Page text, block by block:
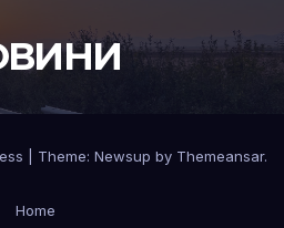
Theme: Newsup by Themeansar.
Home